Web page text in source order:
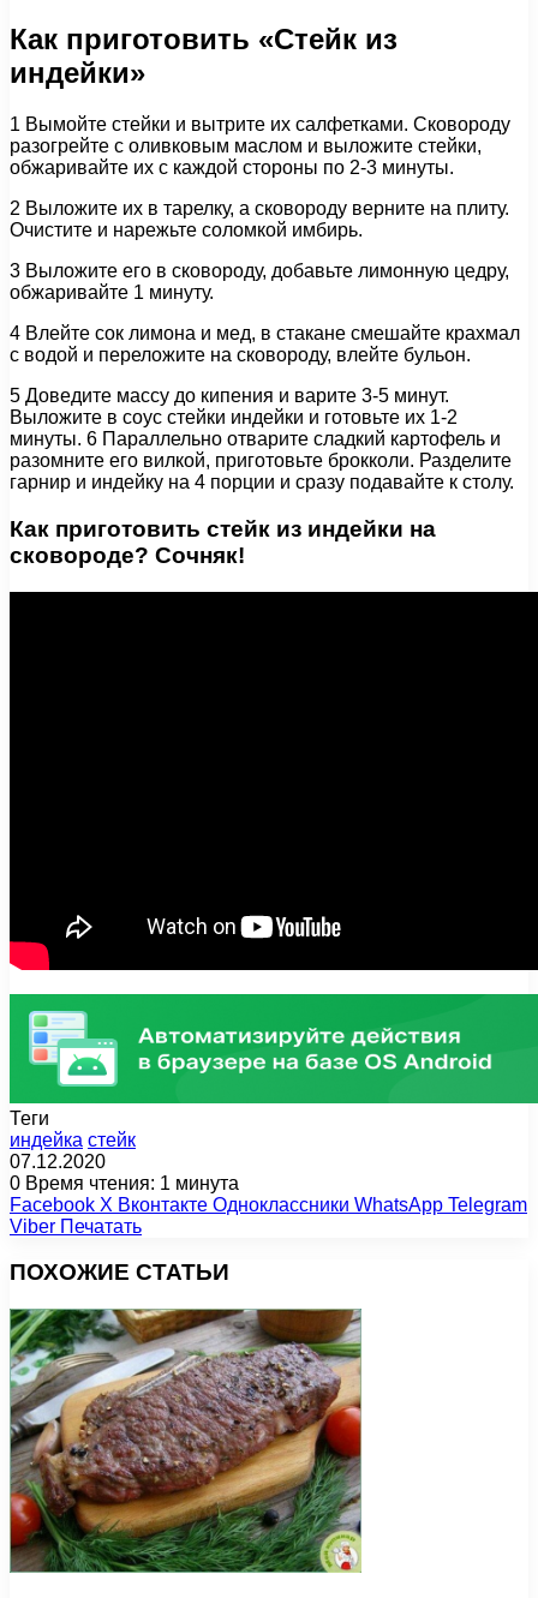
Как приготовить «Стейк из
индейки»
1 Вымойте стейки и вытрите их салфетками. Сковороду
разогрейте с оливковым маслом и выложите стейки,
обжаривайте их с каждой стороны по 2-3 минуты.
2 Выложите их в тарелку, а сковороду верните на плиту.
Очистите и нарежьте соломкой имбирь.
3 Выложите его в сковороду, добавьте лимонную цедру,
обжаривайте 1 минуту.
4 Влейте сок лимона и мед, в стакане смешайте крахмал
с водой и переложите на сковороду, влейте бульон.
5 Доведите массу до кипения и варите 3-5 минут.
Выложите в соус стейки индейки и готовьте их 1-2
минуты. 6 Параллельно отварите сладкий картофель и
разомните его вилкой, приготовьте брокколи. Разделите
гарнир и индейку на 4 порции и сразу подавайте к столу.
Как приготовить стейк из индейки на
сковороде? Сочняк!
Теги
индейка стейк
07.12.2020
0 Время чтения: 1 минута
Facebook X Вконтакте Одноклассники WhatsApp Telegram
Viber Печатать
ПОХОЖИЕ СТАТЬИ